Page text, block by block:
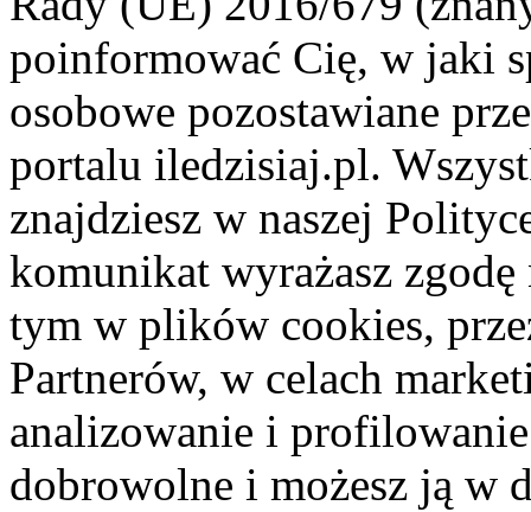
poinformować Cię, w jaki
osobowe pozostawiane
portalu iledzisiaj.pl.
znajdziesz w naszej
komunikat wyrażasz
tym w plików cookies,
Partnerów, w celach
analizowanie i
dobrowolne i możesz ją w